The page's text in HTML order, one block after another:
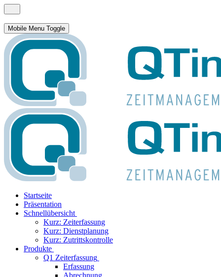
Mobile Menu Toggle
Startseite
Präsentation
Schnellübersicht
Kurz: Zeiterfassung
Kurz: Dienstplanung
Kurz: Zutrittskontrolle
Produkte
Q1 Zeiterfassung
Erfassung
Abrechnung